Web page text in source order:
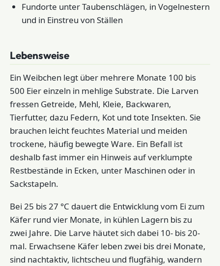
Fundorte unter Taubenschlägen, in Vogelnestern
und in Einstreu von Ställen
Lebensweise
Ein Weibchen legt über mehrere Monate 100 bis
500 Eier einzeln in mehlige Substrate. Die Larven
fressen Getreide, Mehl, Kleie, Backwaren,
Tierfutter, dazu Federn, Kot und tote Insekten. Sie
brauchen leicht feuchtes Material und meiden
trockene, häufig bewegte Ware. Ein Befall ist
deshalb fast immer ein Hinweis auf verklumpte
Restbestände in Ecken, unter Maschinen oder in
Sackstapeln.
Bei 25 bis 27 °C dauert die Entwicklung vom Ei zum
Käfer rund vier Monate, in kühlen Lagern bis zu
zwei Jahre. Die Larve häutet sich dabei 10- bis 20-
mal. Erwachsene Käfer leben zwei bis drei Monate,
sind nachtaktiv, lichtscheu und flugfähig, wandern